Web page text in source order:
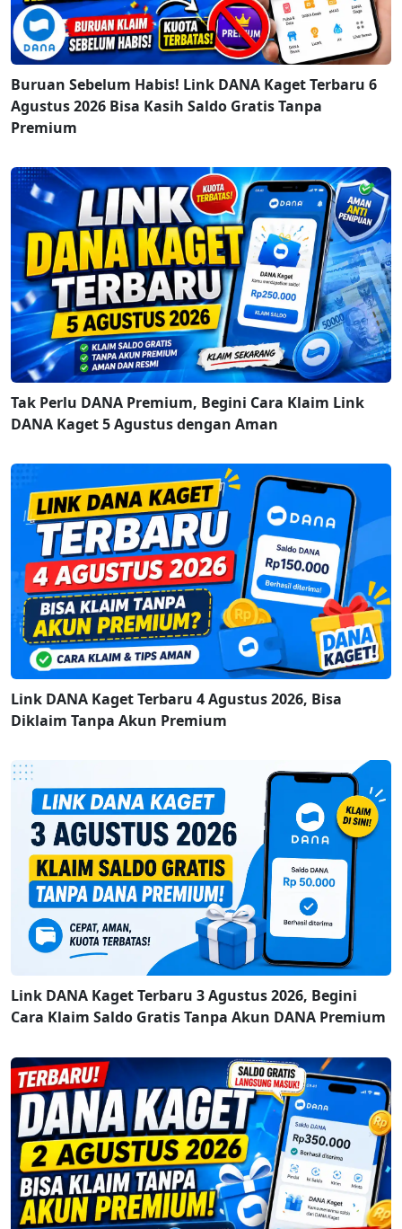
Buruan Sebelum Habis! Link DANA Kaget Terbaru 6
Agustus 2026 Bisa Kasih Saldo Gratis Tanpa
Premium
Tak Perlu DANA Premium, Begini Cara Klaim Link
DANA Kaget 5 Agustus dengan Aman
Link DANA Kaget Terbaru 4 Agustus 2026, Bisa
Diklaim Tanpa Akun Premium
Link DANA Kaget Terbaru 3 Agustus 2026, Begini
Cara Klaim Saldo Gratis Tanpa Akun DANA Premium